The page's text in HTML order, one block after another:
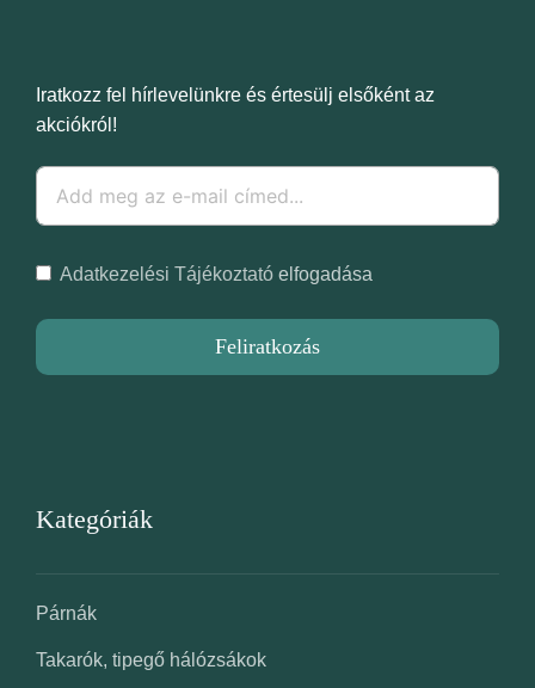
Iratkozz fel hírlevelünkre és értesülj elsőként az
akciókról!
Adatkezelési Tájékoztatóelfogadása
Feliratkozás
Kategóriák
Párnák
Takarók, tipegő hálózsákok